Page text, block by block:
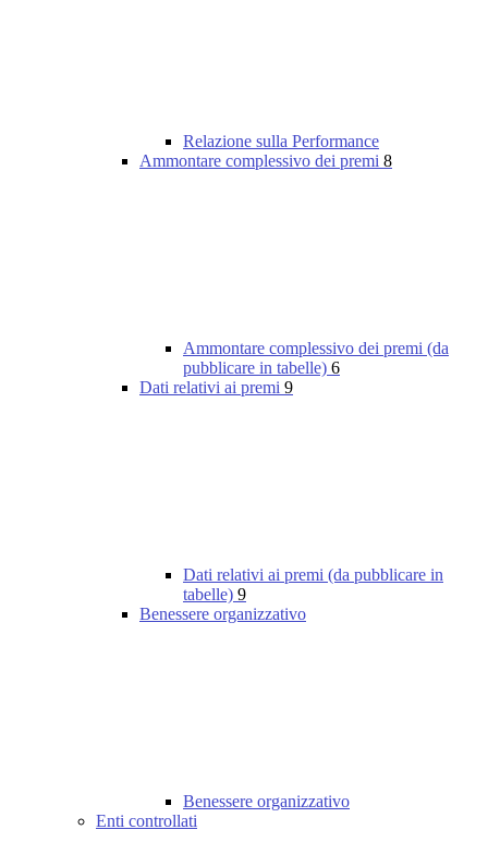
Relazione sulla Performance
Ammontare complessivo dei premi 8
Ammontare complessivo dei premi (da
pubblicare in tabelle) 6
Dati relativi ai premi 9
Dati relativi ai premi (da pubblicare in
tabelle) 9
Benessere organizzativo
Benessere organizzativo
Enti controllati